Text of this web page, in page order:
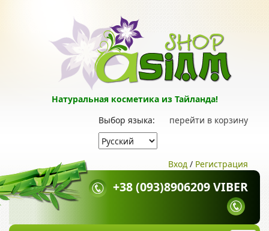
Натуральная косметика из Тайланда!
перейти в корзину
Выбор языка:
Вход / Регистрация
+38 (093)8906209 VIBER